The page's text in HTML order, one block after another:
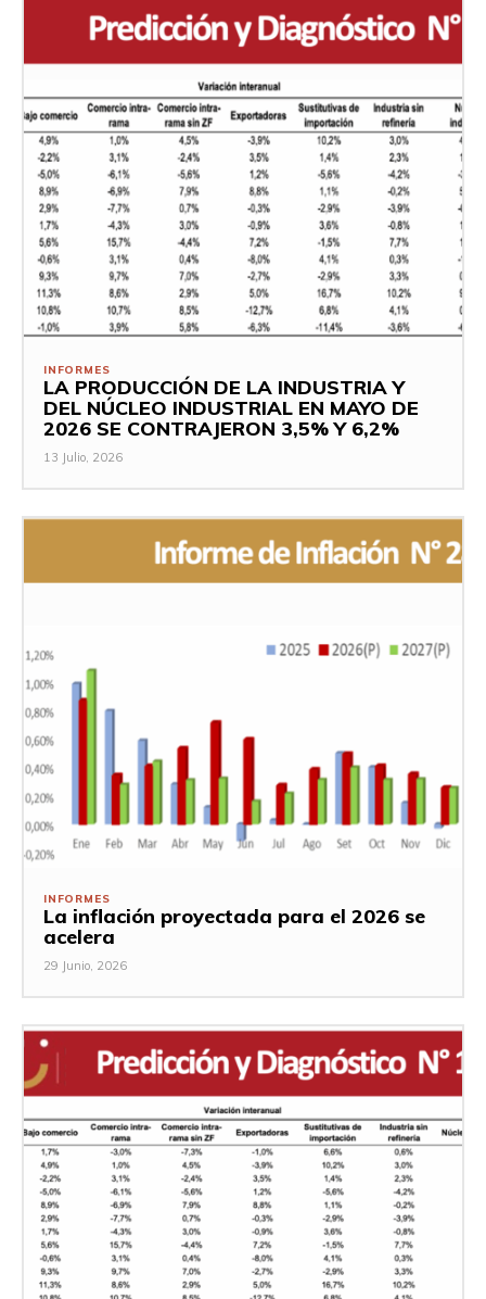
INFORMES
LA PRODUCCIÓN DE LA INDUSTRIA Y
DEL NÚCLEO INDUSTRIAL EN MAYO DE
2026 SE CONTRAJERON 3,5% Y 6,2%
13 Julio, 2026
INFORMES
La inflación proyectada para el 2026 se
acelera
29 Junio, 2026